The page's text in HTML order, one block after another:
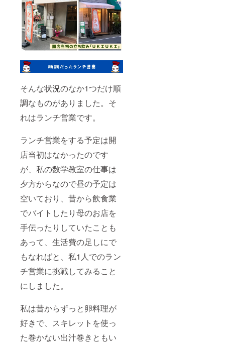
そんな状況のなか1つだけ順
調なものがありました。そ
れはランチ営業です。
ランチ営業をする予定は開
店当初はなかったのです
が、私の数学教室の仕事は
夕方からなので昼の予定は
空いており、昔から飲食業
でバイトしたり母のお店を
手伝ったりしていたことも
あって、生活費の足しにで
もなればと、私1人でのラン
チ営業に挑戦してみること
にしました。
私は昔からずっと卵料理が
好きで、スキレットを使っ
た巻かない出汁巻きともい